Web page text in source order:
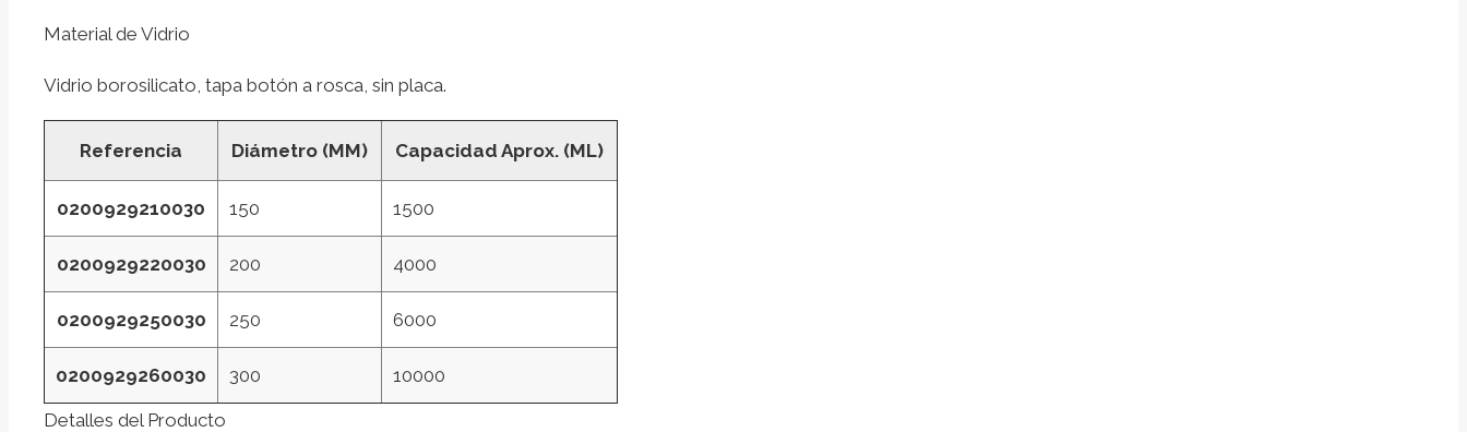
Material de Vidrio
Vidrio borosilicato, tapa botón a rosca, sin placa.
Referencia Diámetro (MM) Capacidad Aprox. (ML)
0200929210030 150 1500
0200929220030 200 4000
0200929250030 250 6000
0200929260030 300 10000
Detalles del Producto